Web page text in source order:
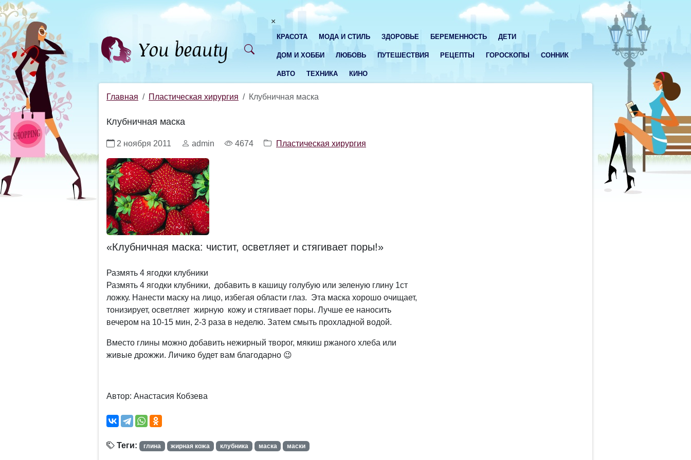
×
КРАСОТА МОДА И СТИЛЬ ЗДОРОВЬЕ БЕРЕМЕННОСТЬ ДЕТИ
ДОМ И ХОББИ ЛЮБОВЬ ПУТЕШЕСТВИЯ РЕЦЕПТЫ ГОРОСКОПЫ СОННИК
АВТО ТЕХНИКА КИНО
Главная Пластическая хирургия Клубничная маска
Клубничная маска
2 ноября 2011 admin 4674 Пластическая хирургия
«Клубничная маска: чистит, осветляет и стягивает поры!»
Размять 4 ягодки клубники
Размять 4 ягодки клубники, добавить в кашицу голубую или зеленую глину 1ст
ложку. Нанести маску на лицо, избегая области глаз. Эта маска хорошо очищает,
тонизирует, осветляет жирную кожу и стягивает поры. Лучше ее наносить
вечером на 10-15 мин, 2-3 раза в неделю. Затем смыть прохладной водой.
Вместо глины можно добавить нежирный творог, мякиш ржаного хлеба или
живые дрожжи. Личико будет вам благодарно 😉
Автор: Анастасия Кобзева
Теги: глина жирная кожа клубника маска маски